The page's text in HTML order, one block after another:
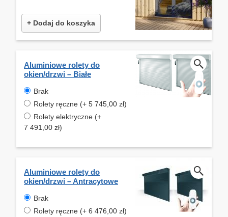
+ Dodaj do koszyka
Aluminiowe rolety do
okien/drzwi – Białe
Brak
Rolety ręczne (+ 5 745,00 zł)
Rolety elektryczne (+
7 491,00 zł)
Aluminiowe rolety do
okien/drzwi – Antracytowe
Brak
Rolety ręczne (+ 6 476,00 zł)